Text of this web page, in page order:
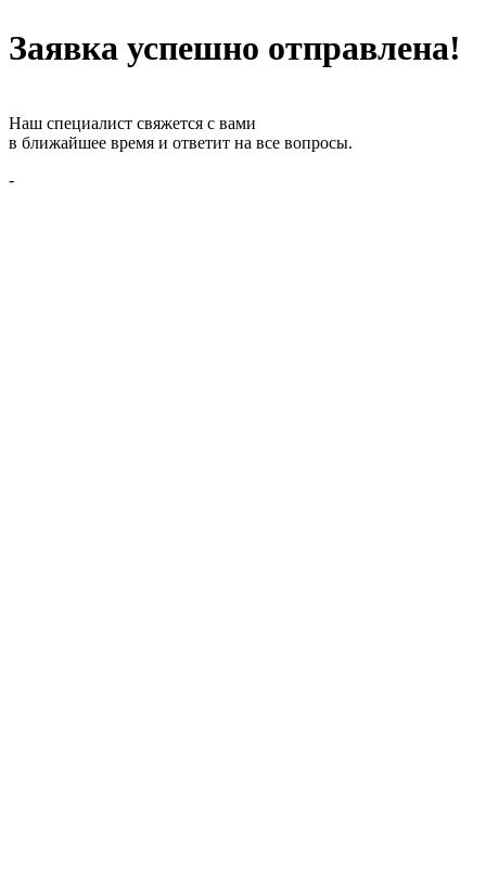
Заявка успешно отправлена!
Наш специалист свяжется с вами
в ближайшее время и ответит на все вопросы.
-